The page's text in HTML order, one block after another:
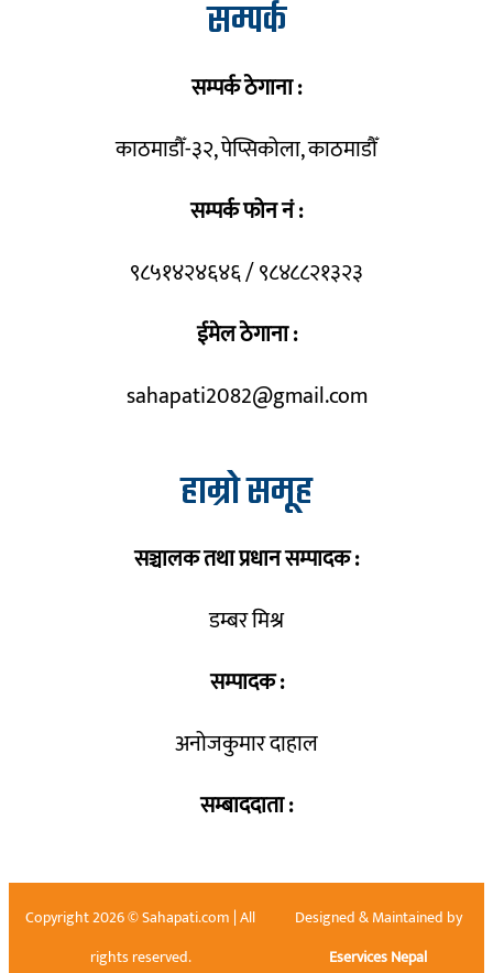
सम्पर्क
सम्पर्क ठेगाना :
काठमाडौँ-३२, पेप्सिकोला, काठमाडौँ
सम्पर्क फोन नं :
९८५१४२४६४६ / ९८४८८२१३२३
ईमेल ठेगाना :
sahapati2082@gmail.com
हाम्रो समूह
सञ्चालक तथा प्रधान सम्पादक :
डम्बर मिश्र
सम्पादक :
अनोजकुमार दाहाल
सम्बाददाता :
Copyright 2026 © Sahapati.com | All
rights reserved.
Designed & Maintained by
Eservices Nepal